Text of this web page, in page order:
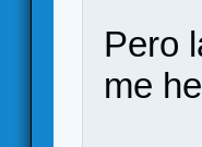
Pero
me